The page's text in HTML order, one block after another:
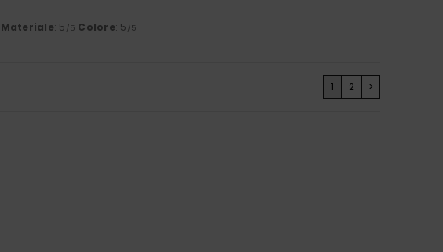
Materiale: 5 /5 Colore: 5 /5
1 2 >